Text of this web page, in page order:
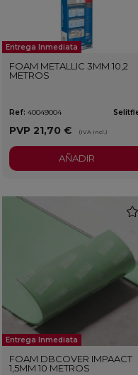
Entrega Inmediata
FOAM METALLIC 3MM 10,2
METROS
Ref: 40049004
PVP 21,70 € (IVA incl.)
AÑADIR
Entrega Inmediata
FOAM DBCOVER IMPAACT
1,5MM 10 METROS